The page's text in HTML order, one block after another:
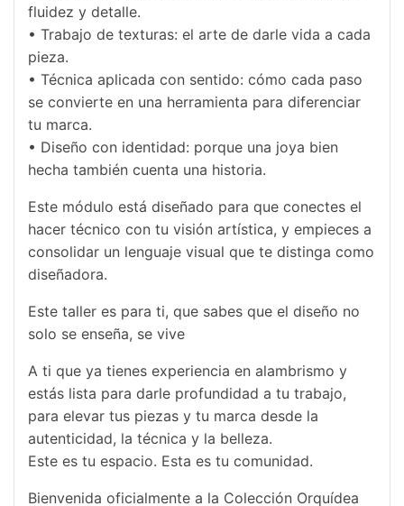
fluidez y detalle.
• Trabajo de texturas: el arte de darle vida a cada
pieza.
• Técnica aplicada con sentido: cómo cada paso
se convierte en una herramienta para diferenciar
tu marca.
• Diseño con identidad: porque una joya bien
hecha también cuenta una historia.
Este módulo está diseñado para que conectes el
hacer técnico con tu visión artística, y empieces a
consolidar un lenguaje visual que te distinga como
diseñadora.
Este taller es para ti, que sabes que el diseño no
solo se enseña, se vive
A ti que ya tienes experiencia en alambrismo y
estás lista para darle profundidad a tu trabajo,
para elevar tus piezas y tu marca desde la
autenticidad, la técnica y la belleza.
Este es tu espacio. Esta es tu comunidad.
Bienvenida oficialmente a la Colección Orquídea